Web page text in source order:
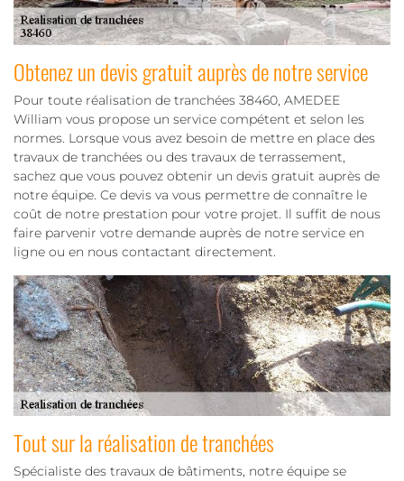
Obtenez un devis gratuit auprès de notre service
Pour toute réalisation de tranchées 38460, AMEDEE
William vous propose un service compétent et selon les
normes. Lorsque vous avez besoin de mettre en place des
travaux de tranchées ou des travaux de terrassement,
sachez que vous pouvez obtenir un devis gratuit auprès de
notre équipe. Ce devis va vous permettre de connaître le
coût de notre prestation pour votre projet. Il suffit de nous
faire parvenir votre demande auprès de notre service en
ligne ou en nous contactant directement.
Tout sur la réalisation de tranchées
Spécialiste des travaux de bâtiments, notre équipe se